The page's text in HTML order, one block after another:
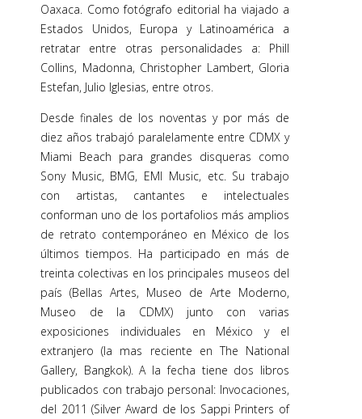
Oaxaca. Como fotógrafo editorial ha viajado a
Estados Unidos, Europa y Latinoamérica a
retratar entre otras personalidades a: Phill
Collins, Madonna, Christopher Lambert, Gloria
Estefan, Julio Iglesias, entre otros.
Desde finales de los noventas y por más de
diez años trabajó paralelamente entre CDMX y
Miami Beach para grandes disqueras como
Sony Music, BMG, EMI Music, etc. Su trabajo
con artistas, cantantes e intelectuales
conforman uno de los portafolios más amplios
de retrato contemporáneo en México de los
últimos tiempos. Ha participado en más de
treinta colectivas en los principales museos del
país (Bellas Artes, Museo de Arte Moderno,
Museo de la CDMX) junto con varias
exposiciones individuales en México y el
extranjero (la mas reciente en The National
Gallery, Bangkok). A la fecha tiene dos libros
publicados con trabajo personal: Invocaciones,
del 2011 (Silver Award de los Sappi Printers of